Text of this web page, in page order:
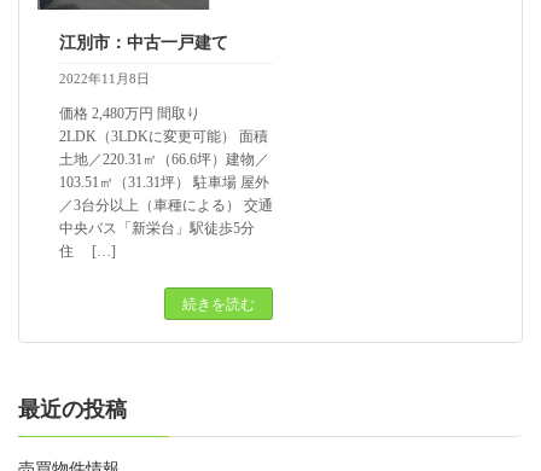
江別市：中古一戸建て
2022年11月8日
価格 2,480万円 間取り
2LDK（3LDKに変更可能） 面積
土地／220.31㎡（66.6坪）建物／
103.51㎡（31.31坪） 駐車場 屋外
／3台分以上（車種による） 交通
中央バス「新栄台」駅徒歩5分
住 […]
続きを読む
最近の投稿